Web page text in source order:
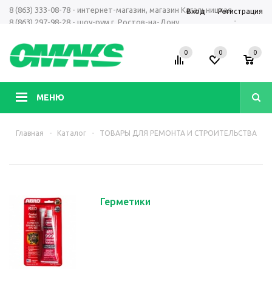
8 (863) 333-08-78 - интернет-магазин, магазин Кагальницкая
8 (863) 297-98-28 - шоу-рум г. Ростов-на-Дону
-
Вход Регистрация
МЕНЮ
0 0 0
Главная - Каталог - ТОВАРЫ ДЛЯ РЕМОНТА И СТРОИТЕЛЬСТВА
Герметики